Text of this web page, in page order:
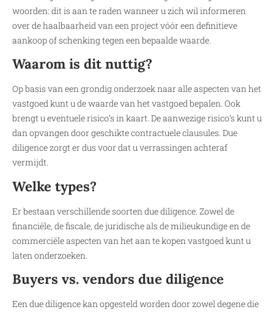
woorden: dit is aan te raden wanneer u zich wil informeren
over de haalbaarheid van een project vóór een definitieve
aankoop of schenking tegen een bepaalde waarde.
Waarom is dit nuttig?
Op basis van een grondig onderzoek naar alle aspecten van het
vastgoed kunt u de waarde van het vastgoed bepalen. Ook
brengt u eventuele risico’s in kaart. De aanwezige risico’s kunt u
dan opvangen door geschikte contractuele clausules. Due
diligence zorgt er dus voor dat u verrassingen achteraf
vermijdt.
Welke types?
Er bestaan verschillende soorten due diligence. Zowel de
financiële, de fiscale, de juridische als de milieukundige en de
commerciële aspecten van het aan te kopen vastgoed kunt u
laten onderzoeken.
Buyers vs. vendors due diligence
Een due diligence kan opgesteld worden door zowel degene die